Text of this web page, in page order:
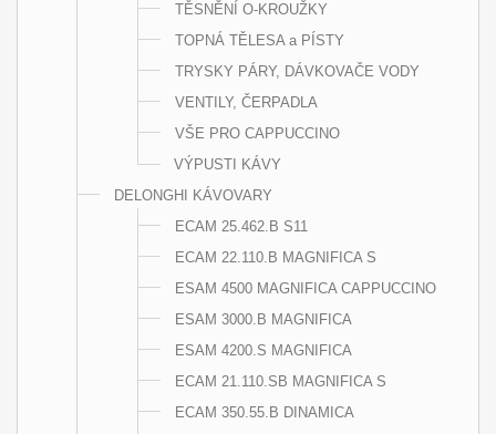
TĚSNĚNÍ O-KROUŽKY
TOPNÁ TĚLESA a PÍSTY
TRYSKY PÁRY, DÁVKOVAČE VODY
VENTILY, ČERPADLA
VŠE PRO CAPPUCCINO
VÝPUSTI KÁVY
DELONGHI KÁVOVARY
ECAM 25.462.B S11
ECAM 22.110.B MAGNIFICA S
ESAM 4500 MAGNIFICA CAPPUCCINO
ESAM 3000.B MAGNIFICA
ESAM 4200.S MAGNIFICA
ECAM 21.110.SB MAGNIFICA S
ECAM 350.55.B DINAMICA